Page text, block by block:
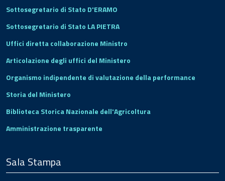
Sottosegretario di Stato D'ERAMO
Sottosegretario di Stato LA PIETRA
Uffici diretta collaborazione Ministro
Articolazione degli uffici del Ministero
Organismo indipendente di valutazione della performance
Storia del Ministero
Biblioteca Storica Nazionale dell'Agricoltura
Amministrazione trasparente
Sala Stampa